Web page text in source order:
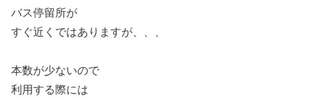
バス停留所が
すぐ近くではありますが、、、
本数が少ないので
利用する際には